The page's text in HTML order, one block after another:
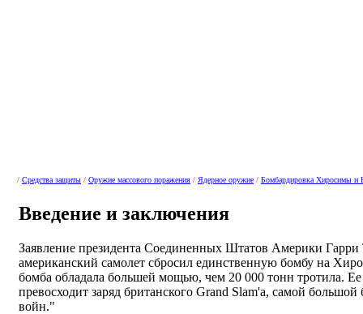
/ Средства защиты / Оружие массового поражения / Ядерное оружие / Бомбардировка Хиросимы и
Введение и заключения
Заявление президента Соединенных Штатов Америки Гарри
американский самолет сбросил единственную бомбу на
бомба обладала большей мощью, чем 20 000 тонн тротила. Ее
превосходит заряд британского Grand Slam'а, самой
войн."